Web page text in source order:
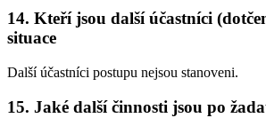
14. Kteří jsou další účastníci
situace
Další účastníci postupu nejsou stanoveni.
15. Jaké další činnosti jsou po